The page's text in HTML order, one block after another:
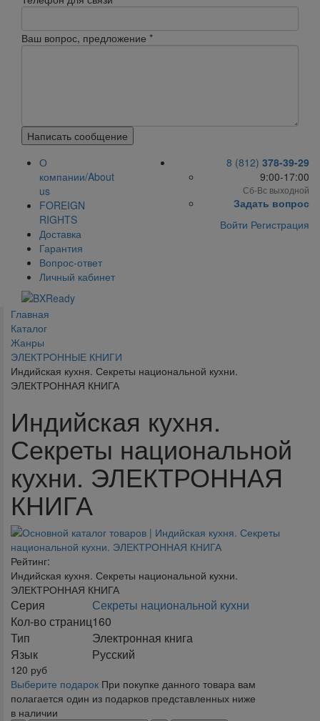
Ваш вопрос, предложение *
Написать сообщение
О
компании/About
us
FOREIGN
RIGHTS
Доставка
Гарантия
Вопрос-ответ
Личный кабинет
8 (812) 378-39-29
9:00-17:00
Сб-Вс выходной
Задать вопрос
Войти Регистрация
Главная
Каталог
Жанры
ЭЛЕКТРОННЫЕ КНИГИ
Индийская кухня. Секреты национальной кухни.
ЭЛЕКТРОННАЯ КНИГА
Индийская кухня.
Секреты национальной
кухни. ЭЛЕКТРОННАЯ
КНИГА
Рейтинг:
Индийская кухня. Секреты национальной кухни.
ЭЛЕКТРОННАЯ КНИГА
Серия
Секреты национальной кухни
Кол-во страниц160
Тип
Электронная книга
Язык
Русский
120 руб
Выберите подарок При покупке данного товара вам
полагается один из подарков представленных ниже
в наличии